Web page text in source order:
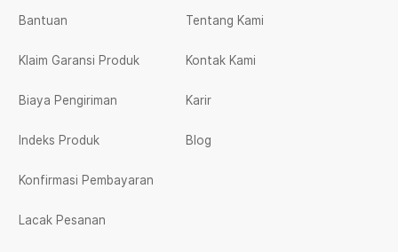
Bantuan
Klaim Garansi Produk
Biaya Pengiriman
Indeks Produk
Konfirmasi Pembayaran
Lacak Pesanan
Tentang Kami
Kontak Kami
Karir
Blog